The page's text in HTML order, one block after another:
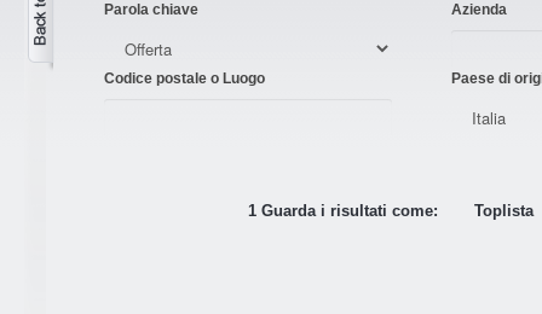
Parola chiave Azienda
Codice postale o Luogo Paese di
1 Guarda i risultati come: Toplista